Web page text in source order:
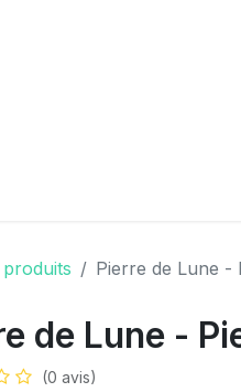
Pierre de Lune -
de Lune -
(0 avis)